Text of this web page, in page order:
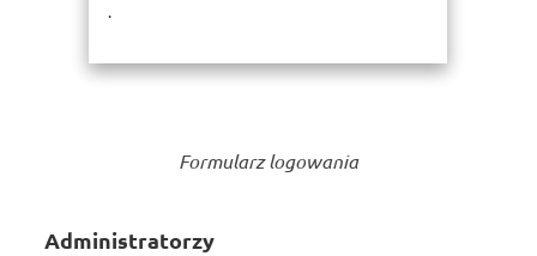
.
Formularz logowania
Administratorzy